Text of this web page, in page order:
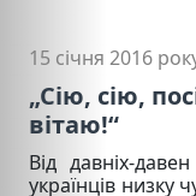
15 січня 2016
„Сію, сію,
вітаю!“
Від давніх-
українців низку